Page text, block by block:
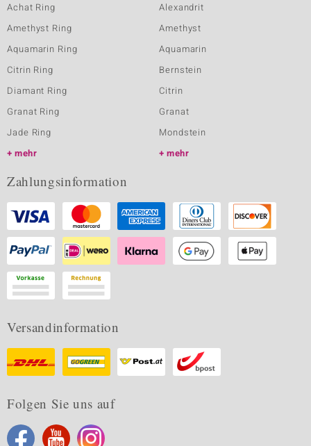
Achat Ring
Amethyst Ring
Aquamarin Ring
Citrin Ring
Diamant Ring
Granat Ring
Jade Ring
mehr
Alexandrit
Amethyst
Aquamarin
Bernstein
Citrin
Granat
Mondstein
mehr
Zahlungsinformation
Versandinformation
Folgen Sie uns auf